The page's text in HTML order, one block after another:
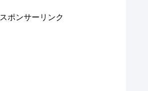
スポンサーリンク